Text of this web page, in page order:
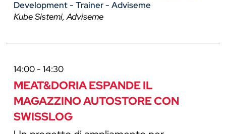
Development - Trainer - Adviseme
Kube Sistemi, Adviseme
14:00 - 14:30
MEAT&DORIA ESPANDE IL
MAGAZZINO AUTOSTORE CON
SWISSLOG